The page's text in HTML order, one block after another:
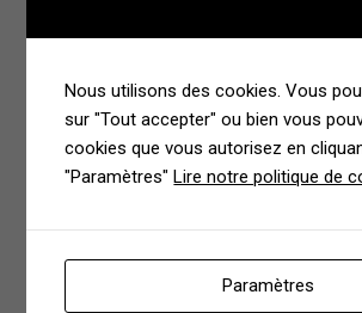
Nous utilisons des cookies. Vous
sur "Tout accepter" ou bien vous
cookies que vous autorisez en
"Paramètres"Lire notre politique de
Paramètres